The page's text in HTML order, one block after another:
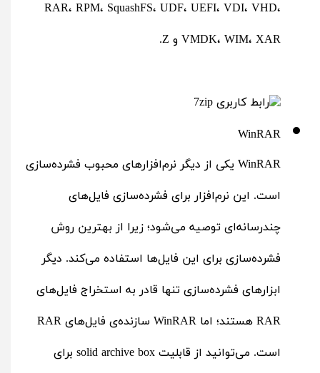
RAR، RPM، SquashFS، UDF، UEFI، VDI، VHD،
VMDK، WIM، XAR و Z.
WinRAR
WinRAR یکی از دیگر نرم‌افزارهای محبوب فشرده‌سازی
است. این نرم‌افزار برای فشرده‌سازی فایل‌های
چندرسانه‌ای توصیه می‌شود؛ زیرا از بهترین روش
فشرده‌سازی برای این فایل‌ها استفاده می‌کند. دیگر
ابزارهای فشرده‌سازی تنها قادر به استخراج فایل‌های
RAR هستند؛ اما WinRAR سازنده‌ی فایل‌های RAR
است. می‌توانید از قابلیت solid archive box برای